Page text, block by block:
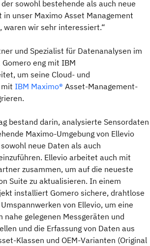
sowohl bestehende als auch neue
unser Maximo Asset Management
waren wir sehr interessiert.“
und Spezialist für Datenanalysen im
eng mit IBM
um seine Cloud- und
IBM Maximo® Asset-Management-
bestand darin, analysierte Sensordaten
Maximo-Umgebung von Ellevio
neue Daten als auch
Ellevio arbeitet auch mit
zusammen, um auf die neueste
Suite zu aktualisieren. In einem
installiert Gomero sichere, drahtlose
von Ellevio, um eine
nahe gelegenen Messgeräten und
und die Erfassung von Daten aus
Klassen und OEM-Varianten (Original